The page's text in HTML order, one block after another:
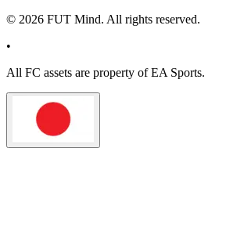
© 2026 FUT Mind. All rights reserved.
•
All FC assets are property of EA Sports.